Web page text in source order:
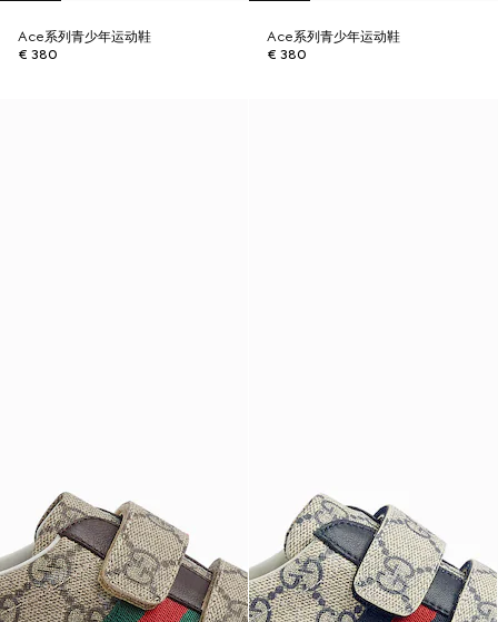
Ace系列青少年运动鞋
€ 380
Ace系列青少年运动鞋
€ 380